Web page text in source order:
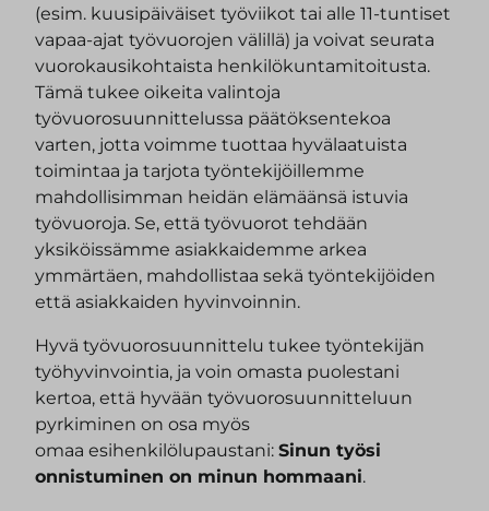
(esim. kuusipäiväiset työviikot tai alle 11-tuntiset
vapaa-ajat työvuorojen välillä) ja voivat seurata
vuorokausikohtaista henkilökuntamitoitusta.
Tämä tukee oikeita valintoja
työvuorosuunnittelussa päätöksentekoa
varten, jotta voimme tuottaa hyvälaatuista
toimintaa ja tarjota työntekijöillemme
mahdollisimman heidän elämäänsä istuvia
työvuoroja. Se, että työvuorot tehdään
yksiköissämme asiakkaidemme arkea
ymmärtäen, mahdollistaa sekä työntekijöiden
että asiakkaiden hyvinvoinnin.
Hyvä työvuorosuunnittelu tukee työntekijän
työhyvinvointia, ja voin omasta puolestani
kertoa, että hyvään työvuorosuunnitteluun
pyrkiminen on osa myös
omaa esihenkilölupaustani: Sinun työsi
onnistuminen on minun hommaani.